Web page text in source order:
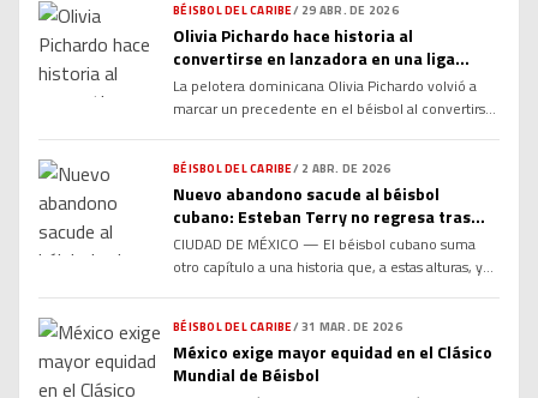
Internacional de Controles. El caso provocó
impacto en el béisbol internacional por tratarse de
una figura reconocida y por ocurrir en uno de los
torneos más […]
BÉISBOL DEL CARIBE/ 29 ABR. DE 2026
Olivia Pichardo hace historia al
convertirse en lanzadora en una liga
masculina en República Dominicana
La pelotera dominicana Olivia Pichardo volvió a
marcar un precedente en el béisbol al convertirse
histórico a una trayectoria que ya la ha colocado
como referente del deporte femenino en la
región. Pichardo, reconocida por ser la primera
mujer en formar parte […]
BÉISBOL DEL CARIBE/ 2 ABR. DE 2026
Nuevo abandono sacude al béisbol
cubano: Esteban Terry no regresa tras
torneo en México
CIUDAD DE MÉXICO — El béisbol cubano suma
otro capítulo a una historia que, a estas alturas, ya
Cocodrilos de Matanzas, decidió no regresar a
Cuba tras la participación de su equipo en la
Baseball Champions League Américas 2026. El
BÉISBOL DEL CARIBE/31 MAR. DE 2026
México exige mayor equidad en el Clásico
Mundial de Béisbol